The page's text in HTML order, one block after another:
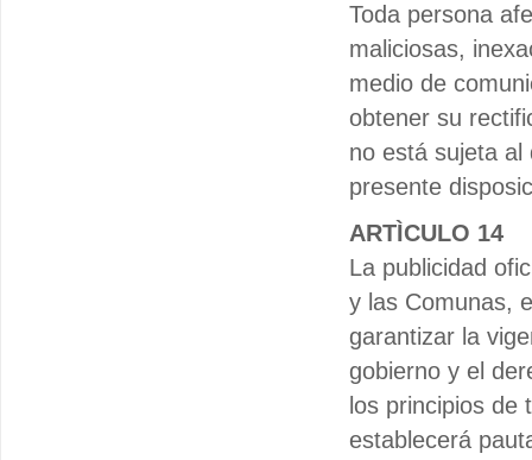
Toda persona
maliciosas,
medio de
obtener su
no está sujeta al
presente
ARTÌCULO 14
La publicidad
y las Comunas,
garantizar la
gobierno y el
los principios
establecerá